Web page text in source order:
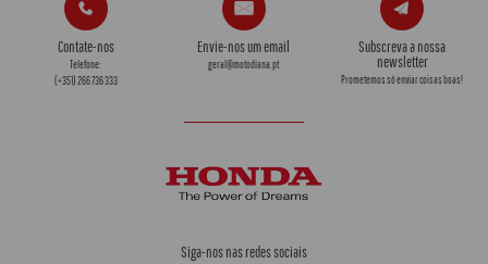
Contate-nos
Telefone:
(+351) 266 736 333
Envie-nos um email
geral@motodiana.pt
Subscreva a nossa
newsletter
Prometemos só enviar coisas boas!
Siga-nos nas redes sociais